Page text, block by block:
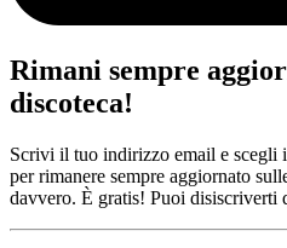
Rimani sempre
discoteca!
Scrivi il tuo indirizzo email e scegli
per rimanere sempre aggiornato
davvero. È gratis! Puoi disiscriverti